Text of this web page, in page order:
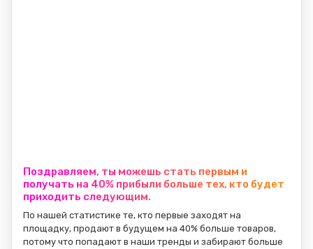
Поздравляем, ты можешь стать первым и
получать на 40% прибыли больше тех, кто будет
приходить следующим.
По нашей статистике те, кто первые заходят на
площадку, продают в будущем на 40% больше товаров,
потому что попадают в наши тренды и забирают больше